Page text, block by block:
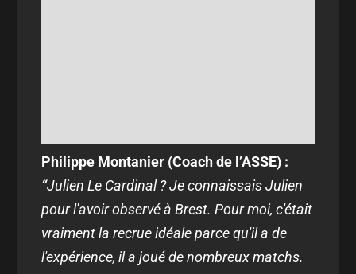
Philippe Montanier (Coach de l’ASSE) :
“Julien Le Cardinal ? Je connaissais Julien
pour l'avoir observé à Brest. Pour moi, c'était
vraiment la recrue idéale parce qu'il a de
l'expérience, il a joué de nombreux matchs.